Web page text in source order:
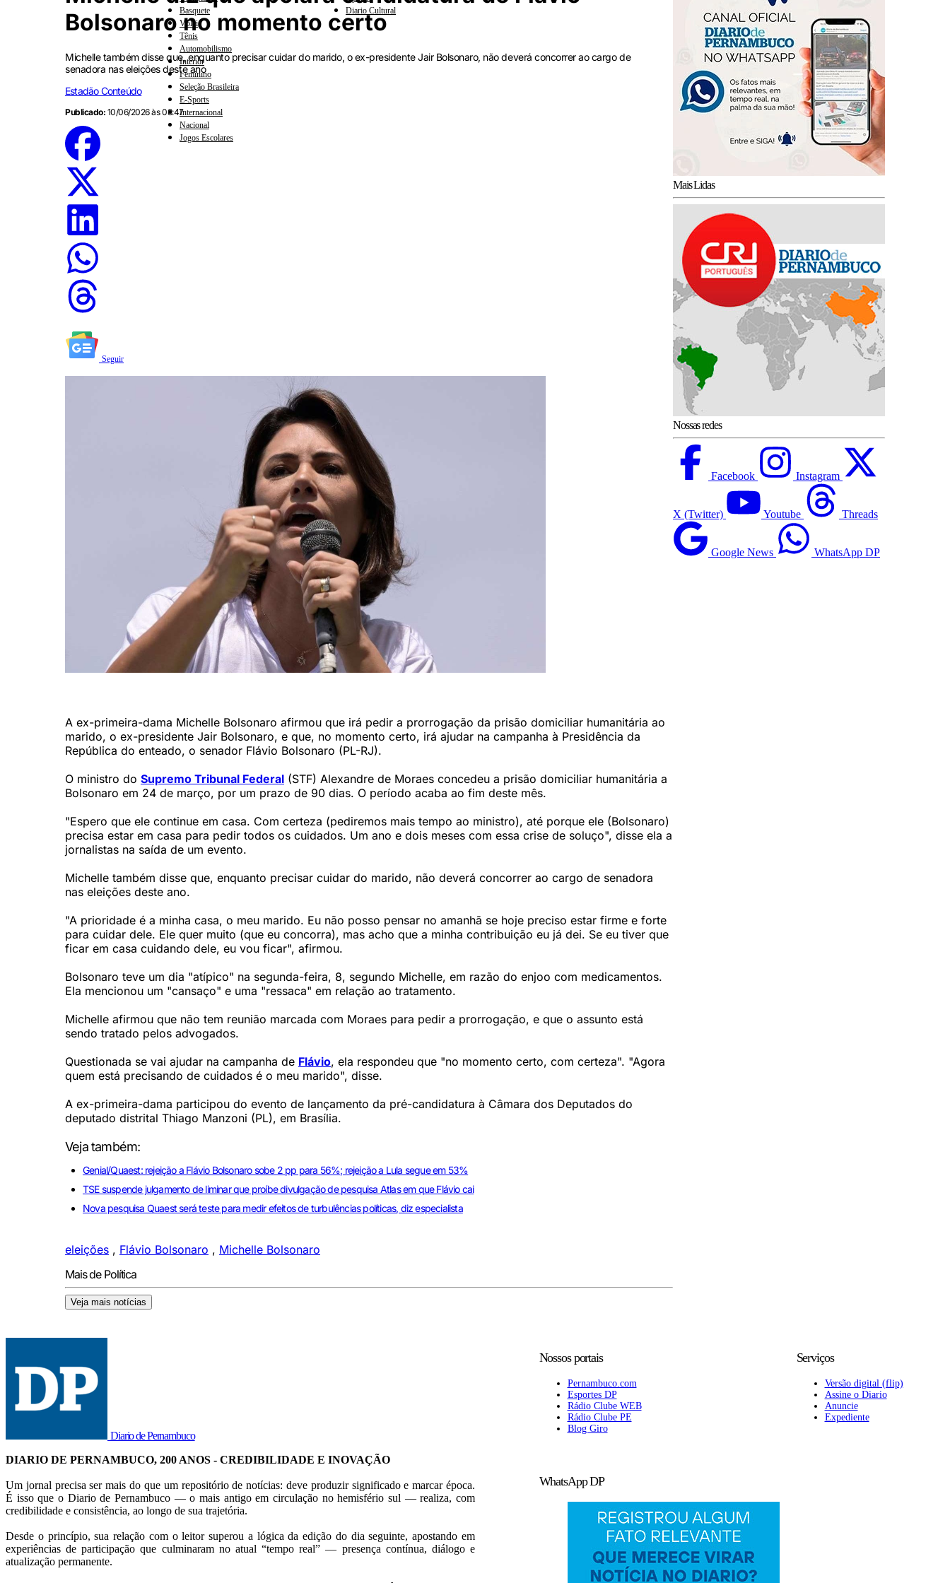
Basquete
Vôlei
Tênis
Automobilismo
Interior
Feminino
Seleção Brasileira
E-Sports
Internacional
Nacional
Jogos Escolares
Diario Cultural
Bolsonaro no momento certo
Michelle também disse que, enquanto precisar cuidar do marido, o ex-presidente Jair Bolsonaro, não deverá concorrer ao cargo de
senadora nas eleições deste ano
Estadão Conteúdo
Publicado: 10/06/2026 às 08:47
Seguir
A ex-primeira-dama Michelle Bolsonaro afirmou que irá pedir a prorrogação da prisão domiciliar humanitária ao
marido, o ex-presidente Jair Bolsonaro, e que, no momento certo, irá ajudar na campanha à Presidência da
República do enteado, o senador Flávio Bolsonaro (PL-RJ).
O ministro do Supremo Tribunal Federal (STF) Alexandre de Moraes concedeu a prisão domiciliar humanitária a
Bolsonaro em 24 de março, por um prazo de 90 dias. O período acaba ao fim deste mês.
"Espero que ele continue em casa. Com certeza (pediremos mais tempo ao ministro), até porque ele (Bolsonaro)
precisa estar em casa para pedir todos os cuidados. Um ano e dois meses com essa crise de soluço", disse ela a
jornalistas na saída de um evento.
Michelle também disse que, enquanto precisar cuidar do marido, não deverá concorrer ao cargo de senadora
nas eleições deste ano.
"A prioridade é a minha casa, o meu marido. Eu não posso pensar no amanhã se hoje preciso estar firme e forte
para cuidar dele. Ele quer muito (que eu concorra), mas acho que a minha contribuição eu já dei. Se eu tiver que
ficar em casa cuidando dele, eu vou ficar", afirmou.
Bolsonaro teve um dia "atípico" na segunda-feira, 8, segundo Michelle, em razão do enjoo com medicamentos.
Ela mencionou um "cansaço" e uma "ressaca" em relação ao tratamento.
Michelle afirmou que não tem reunião marcada com Moraes para pedir a prorrogação, e que o assunto está
sendo tratado pelos advogados.
Questionada se vai ajudar na campanha de Flávio, ela respondeu que "no momento certo, com certeza". "Agora
quem está precisando de cuidados é o meu marido", disse.
A ex-primeira-dama participou do evento de lançamento da pré-candidatura à Câmara dos Deputados do
deputado distrital Thiago Manzoni (PL), em Brasília.
Veja também:
Genial/Quaest: rejeição a Flávio Bolsonaro sobe 2 pp para 56%; rejeição a Lula segue em 53%
TSE suspende julgamento de liminar que proíbe divulgação de pesquisa Atlas em que Flávio cai
Nova pesquisa Quaest será teste para medir efeitos de turbulências políticas, diz especialista
eleições , Flávio Bolsonaro , Michelle Bolsonaro
Mais de Política
Veja mais notícias
Mais Lidas
Nossas redes
Facebook Instagram
X (Twitter) Youtube Threads
Google News WhatsApp DP
Diario de Pernambuco
DIARIO DE PERNAMBUCO, 200 ANOS - CREDIBILIDADE E INOVAÇÃO
Um jornal precisa ser mais do que um repositório de notícias: deve produzir significado e marcar época.
É isso que o Diario de Pernambuco — o mais antigo em circulação no hemisfério sul — realiza, com
credibilidade e consistência, ao longo de sua trajetória.
Desde o princípio, sua relação com o leitor superou a lógica da edição do dia seguinte, apostando em
experiências de participação que culminaram no atual “tempo real” — presença contínua, diálogo e
atualização permanente.
Nossos portais
Pernambuco.com
Esportes DP
Rádio Clube WEB
Rádio Clube PE
Blog Giro
Serviços
Versão digital (flip)
Assine o Diario
Anuncie
Expediente
WhatsApp DP